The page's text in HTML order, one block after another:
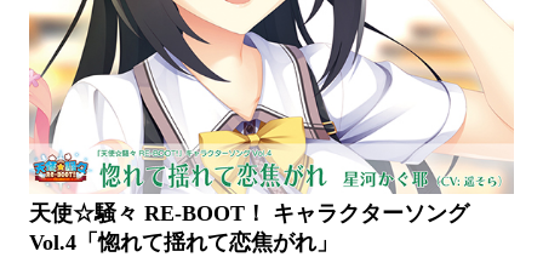
天使☆騒々 RE-BOOT！ キャラクターソング
Vol.4「惚れて揺れて恋焦がれ」